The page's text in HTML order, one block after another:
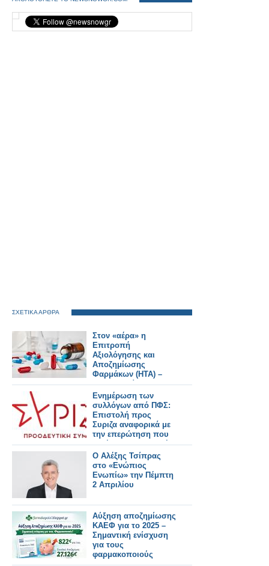
ΣΧΕΤΙΚΑ ΑΡΘΡΑ
Στον «αέρα» η
Επιτροπή
Αξιολόγησης και
Αποζημίωσης
Φαρμάκων (ΗΤΑ) –
Δεν μπορεί να
συνεδριάσει, σε
αναμονή δεκάδες
φάκελοι φαρμάκων
Ενημέρωση των
συλλόγων από ΠΦΣ:
Επιστολή προς
Συριζα αναφορικά με
την επερώτηση που
κατέθεσαν Βουλευτές
του για τα ΜΗΣΥΦΑ
O Αλέξης Τσίπρας
στο «Ενώπιος
Ενωπίω» την Πέμπτη
2 Απριλίου
Αύξηση αποζημίωσης
ΚΑΕΦ για το 2025 –
Σημαντική ενίσχυση
για τους
φαρμακοποιούς